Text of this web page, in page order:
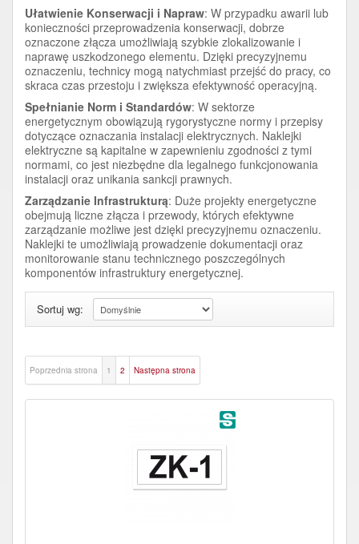
Ułatwienie Konserwacji i Napraw: W przypadku awarii lub
konieczności przeprowadzenia konserwacji, dobrze
oznaczone złącza umożliwiają szybkie zlokalizowanie i
naprawę uszkodzonego elementu. Dzięki precyzyjnemu
oznaczeniu, technicy mogą natychmiast przejść do pracy, co
skraca czas przestoju i zwiększa efektywność operacyjną.
Spełnianie Norm i Standardów: W sektorze
energetycznym obowiązują rygorystyczne normy i przepisy
dotyczące oznaczania instalacji elektrycznych. Naklejki
elektryczne są kapitalne w zapewnieniu zgodności z tymi
normami, co jest niezbędne dla legalnego funkcjonowania
instalacji oraz unikania sankcji prawnych.
Zarządzanie Infrastrukturą: Duże projekty energetyczne
obejmują liczne złącza i przewody, których efektywne
zarządzanie możliwe jest dzięki precyzyjnemu oznaczeniu.
Naklejki te umożliwiają prowadzenie dokumentacji oraz
monitorowanie stanu technicznego poszczególnych
komponentów infrastruktury energetycznej.
Sortuj wg:
Poprzednia strona 1 2 Następna strona